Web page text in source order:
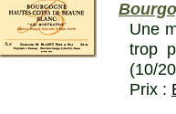
Une
trop
(10/
Prix :